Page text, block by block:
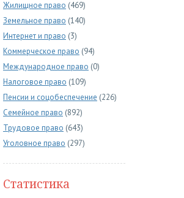
Жилищное право (469)
Земельное право (140)
Интернет и право (3)
Коммерческое право (94)
Международное право (0)
Налоговое право (109)
Пенсии и соцобеспечение (226)
Семейное право (892)
Трудовое право (643)
Уголовное право (297)
Статистика